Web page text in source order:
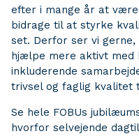
efter i mange år at
bidrage til at styrke
set. Derfor ser vi
hjælpe mere aktivt med
inkluderende
trivsel og faglig kvalitet
Se hele FOBUs
hvorfor selvejende